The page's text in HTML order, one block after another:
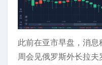
此前在亚市早盘，消
周会见俄罗斯外长拉